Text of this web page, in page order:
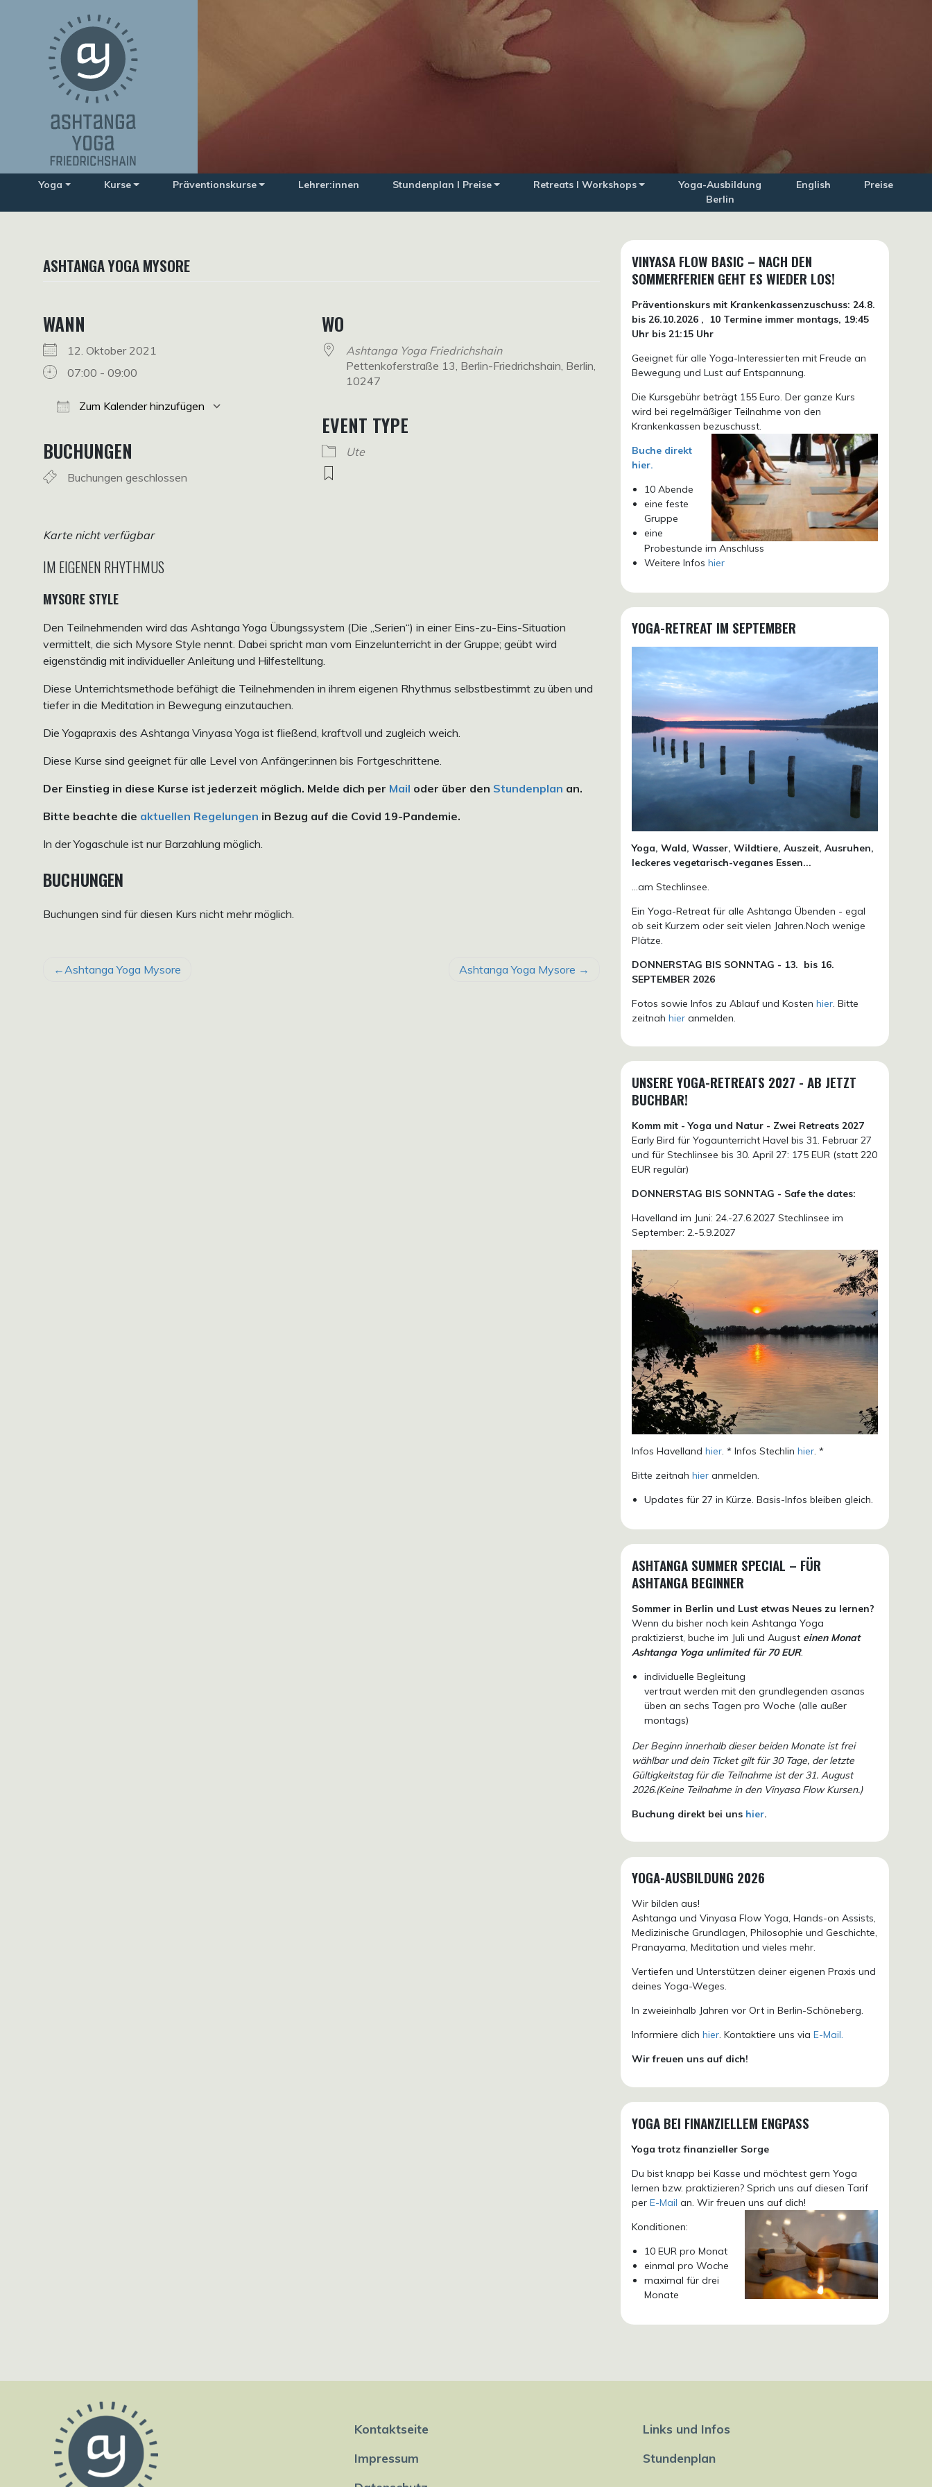
Yoga Kurse Präventionskurse Lehrer:innen Stundenplan I Preise Retreats I Workshops
Yoga-Ausbildung
Berlin
English Preise
ASHTANGA YOGA MYSORE
WANN
12. Oktober 2021
07:00 - 09:00
Zum Kalender hinzufügen
BUCHUNGEN
Buchungen geschlossen
WO
Ashtanga Yoga Friedrichshain
Pettenkoferstraße 13, Berlin-Friedrichshain, Berlin,
10247
EVENT TYPE
Ute
Karte nicht verfügbar
IM EIGENEN RHYTHMUS
MYSORE STYLE
Den Teilnehmenden wird das Ashtanga Yoga Übungssystem (Die „Serien“) in einer Eins-zu-Eins-Situation
vermittelt, die sich Mysore Style nennt. Dabei spricht man vom Einzelunterricht in der Gruppe; geübt wird
eigenständig mit individueller Anleitung und Hilfestelltung.
Diese Unterrichtsmethode befähigt die Teilnehmenden in ihrem eigenen Rhythmus selbstbestimmt zu üben und
tiefer in die Meditation in Bewegung einzutauchen.
Die Yogapraxis des Ashtanga Vinyasa Yoga ist fließend, kraftvoll und zugleich weich.
Diese Kurse sind geeignet für alle Level von Anfänger:innen bis Fortgeschrittene.
Der Einstieg in diese Kurse ist jederzeit möglich. Melde dich per Mail oder über den Stundenplan an.
Bitte beachte die aktuellen Regelungen in Bezug auf die Covid 19-Pandemie.
In der Yogaschule ist nur Barzahlung möglich.
BUCHUNGEN
Buchungen sind für diesen Kurs nicht mehr möglich.
BEITRAGSNAVIGATION
Ashtanga Yoga Mysore Ashtanga Yoga Mysore
VINYASA FLOW BASIC – NACH DEN
SOMMERFERIEN GEHT ES WIEDER LOS!
Präventionskurs mit Krankenkassenzuschuss:24.8.
bis 26.10.2026 ,
10 Termine immer montags, 19:45
Uhr bis 21:15 Uhr
Geeignet für alle Yoga-Interessierten mit Freude an
Bewegung und Lust auf Entspannung.
Die Kursgebühr beträgt 155 Euro. Der ganze Kurs
wird bei regelmäßiger Teilnahme von den
Krankenkassen bezuschusst.
Buche direkt
hier.
10 Abende
eine feste
Gruppe
eine
Probestunde im Anschluss
Weitere Infos hier
YOGA-RETREAT IM SEPTEMBER
Yoga, Wald, Wasser, Wildtiere, Auszeit, Ausruhen,
leckeres vegetarisch-veganes Essen...
...am Stechlinsee.
Ein Yoga-Retreat für alle Ashtanga Übenden - egal
ob seit Kurzem oder seit vielen Jahren.Noch wenige
Plätze.
DONNERSTAG BIS SONNTAG - 13. bis 16.
SEPTEMBER 2026
Fotos sowie Infos zu Ablauf und Kostenhier. Bitte
zeitnahhier anmelden.
UNSERE YOGA-RETREATS 2027 - AB JETZT
BUCHBAR!
Komm mit - Yoga und Natur - Zwei Retreats 2027
Early Bird für Yogaunterricht Havel bis 31. Februar 27
und für Stechlinsee bis 30. April 27: 175 EUR (statt 220
EUR regulär)
DONNERSTAG BIS SONNTAG - Safe the dates:
Havelland im Juni: 24.-27.6.2027 Stechlinsee im
September: 2.-5.9.2027
Infos Havellandhier. * Infos Stechlinhier. *
Bitte zeitnahhier anmelden.
Updates für 27 in Kürze. Basis-Infos bleiben gleich.
ASHTANGA SUMMER SPECIAL – FÜR
ASHTANGA BEGINNER
Sommer in Berlin und Lust etwas Neues zu lernen?
Wenn du bisher noch kein Ashtanga Yoga
praktizierst, buche im Juli und August einen Monat
Ashtanga Yoga unlimited für 70 EUR.
individuelle Begleitung
vertraut werden mit den grundlegenden asanas
üben an sechs Tagen pro Woche (alle außer
montags)
Der Beginn innerhalb dieser beiden Monate ist frei
wählbar und dein Ticket gilt für 30 Tage, der letzte
Gültigkeitstag für die Teilnahme ist der 31. August
2026.(Keine Teilnahme in den Vinyasa Flow Kursen.)
Buchung direkt bei uns hier.
YOGA-AUSBILDUNG 2026
Wir bilden aus!
Ashtanga und Vinyasa Flow Yoga, Hands-on Assists,
Medizinische Grundlagen, Philosophie und Geschichte,
Pranayama, Meditation und vieles mehr.
Vertiefen und Unterstützen deiner eigenen Praxis und
deines Yoga-Weges.
In zweieinhalb Jahren vor Ort in Berlin-Schöneberg.
Informiere dichhier. Kontaktiere uns viaE-Mail.
Wir freuen uns auf dich!
YOGA BEI FINANZIELLEM ENGPASS
Yoga trotz finanzieller Sorge
Du bist knapp bei Kasse und möchtest gern Yoga
lernen bzw. praktizieren? Sprich uns auf diesen Tarif
perE-Mail an. Wir freuen uns auf dich!
Konditionen:
10 EUR pro Monat
einmal pro Woche
maximal für drei
Monate
Kontaktseite
Impressum
Links und Infos
Stundenplan